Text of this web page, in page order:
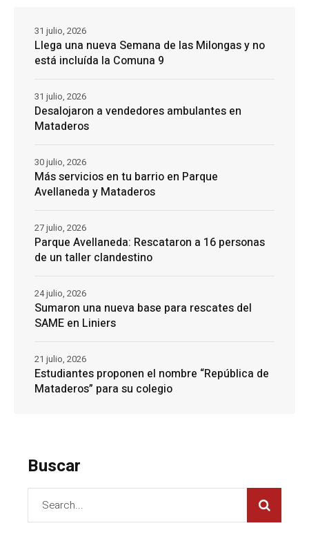
Llega una nueva Semana de las Milongas y no
está incluída la Comuna 9
31 julio, 2026
Desalojaron a vendedores ambulantes en
Mataderos
31 julio, 2026
Más servicios en tu barrio en Parque
Avellaneda y Mataderos
30 julio, 2026
Parque Avellaneda: Rescataron a 16 personas
de un taller clandestino
27 julio, 2026
Sumaron una nueva base para rescates del
SAME en Liniers
24 julio, 2026
Estudiantes proponen el nombre “República de
Mataderos” para su colegio
21 julio, 2026
Buscar